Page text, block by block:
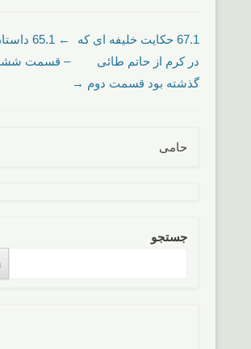
Post navigation
←
65.1
– قسمت
67.1 حکایت خلیفه ای که
در کرم از حاتم طائی
گذشته بود قسمت دوم →
حامی
جستجو